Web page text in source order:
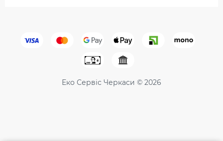
Еко Сервіс Черкаси © 2026